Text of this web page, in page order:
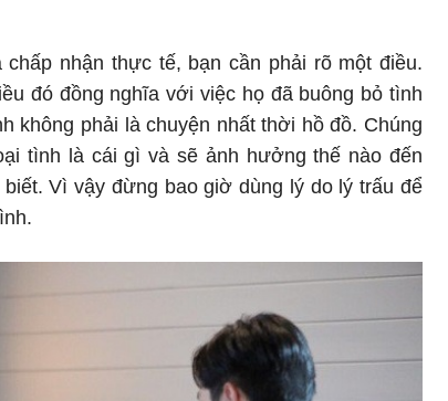
nhận thực tế, bạn cần phải rõ một điều.
đó đồng nghĩa với việc họ đã buông bỏ tình
không phải là chuyện nhất thời hồ đồ. Chúng
tình là cái gì và sẽ ảnh hưởng thế nào đến
Vì vậy đừng bao giờ dùng lý do lý trấu để